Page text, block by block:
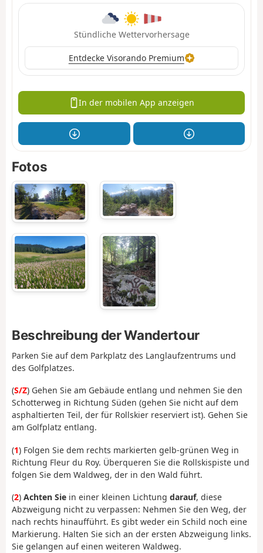
Stündliche Wettervorhersage
Entdecke Visorando Premium
In der mobilen App anzeigen
Fotos
Beschreibung der Wandertour
Parken Sie auf dem Parkplatz des Langlaufzentrums und
des Golfplatzes.
(S/Z) Gehen Sie am Gebäude entlang und nehmen Sie den
Schotterweg in Richtung Süden (gehen Sie nicht auf dem
asphaltierten Teil, der für Rollskier reserviert ist). Gehen Sie
am Golfplatz entlang.
(1) Folgen Sie dem rechts markierten gelb-grünen Weg in
Richtung Fleur du Roy. Überqueren Sie die Rollskispiste und
folgen Sie dem Waldweg, der in den Wald führt.
(2) Achten Sie in einer kleinen Lichtung darauf, diese
Abzweigung nicht zu verpassen: Nehmen Sie den Weg, der
nach rechts hinaufführt. Es gibt weder ein Schild noch eine
Markierung. Halten Sie sich an der ersten Abzweigung links.
Sie gelangen auf einen weiteren Waldweg.